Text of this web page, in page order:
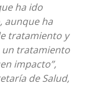
ha ido
aunque ha
tratamiento y
un tratamiento
impacto”,
de Salud,